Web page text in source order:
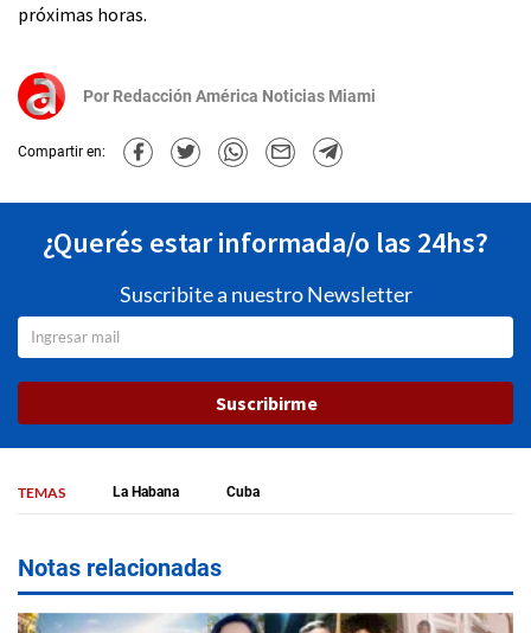
próximas horas.
Por Redacción América Noticias Miami
Compartir en:
¿Querés estar informada/o las 24hs?
Suscribite a nuestro Newsletter
Suscribirme
TEMAS La Habana Cuba
Notas relacionadas